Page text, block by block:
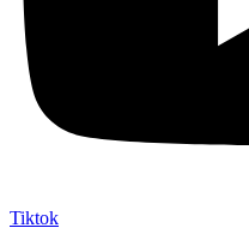
Tiktok